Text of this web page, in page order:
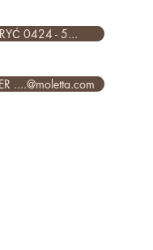
0424 - 5...
....@moletta.com